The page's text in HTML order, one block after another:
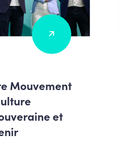
Mouvement
et